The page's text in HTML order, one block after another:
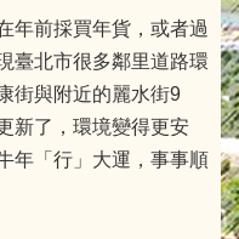
年前採買年貨，或者過
臺北市很多鄰里道路環
街與附近的麗水街9
新了，環境變得更安
年「行」大運，事事順